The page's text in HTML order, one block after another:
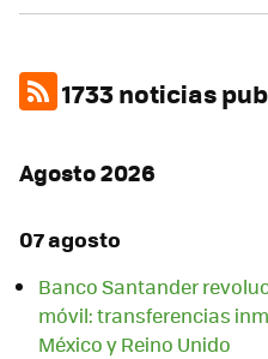
1733 noticias
Agosto 2026
07 agosto
Banco Santander
móvil: transferencias
México y Reino Unido